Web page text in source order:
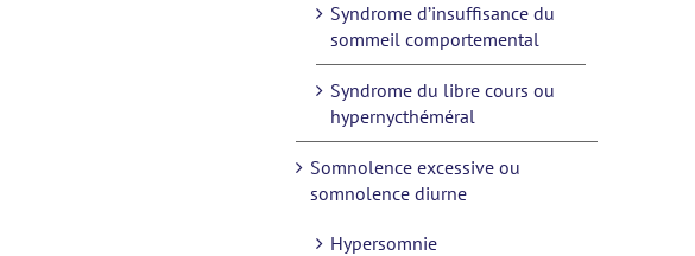
Syndrome d’insuffisance du
sommeil comportemental
Syndrome du libre cours ou
hypernycthéméral
Somnolence excessive ou
somnolence diurne
Hypersomnie